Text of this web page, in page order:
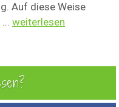
Auf diese Weise
weiterlesen